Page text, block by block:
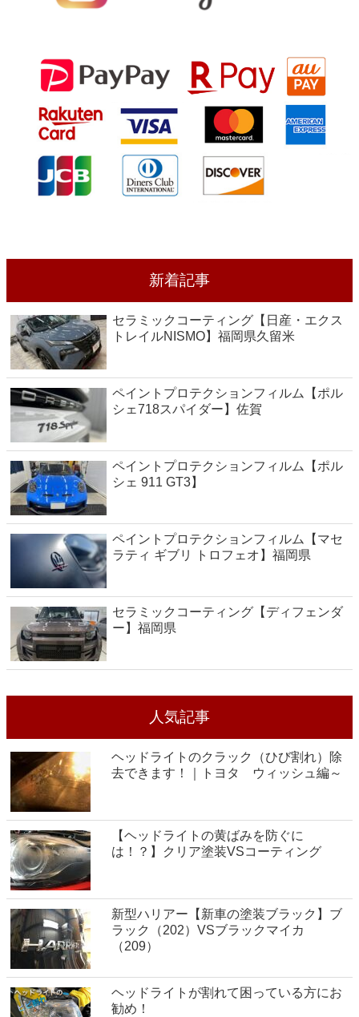
新着記事
セラミックコーティング【日産・エクス
トレイルNISMO】福岡県久留米
ペイントプロテクションフィルム【ポル
シェ718スパイダー】佐賀
ペイントプロテクションフィルム【ポル
シェ 911 GT3】
ペイントプロテクションフィルム【マセ
ラティ ギブリ トロフェオ】福岡県
セラミックコーティング【ディフェンダ
ー】福岡県
人気記事
ヘッドライトのクラック（ひび割れ）除
去できます！｜トヨタ ウィッシュ編～
【ヘッドライトの黄ばみを防ぐに
は！？】クリア塗装VSコーティング
新型ハリアー【新車の塗装ブラック】ブ
ラック（202）VSブラックマイカ
（209）
ヘッドライトが割れて困っている方にお
勧め！